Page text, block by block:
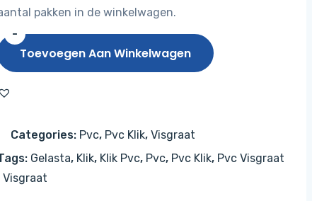
pakken in de winkelwagen.
-
3100
click)
Smoked
Toevoegen Aan Winkelwagen
Categories: Pvc, Pvc Klik, Visgraat
Gelasta, Klik, Klik Pvc, Pvc, Pvc Klik, Pvc Visgraat
Visgraat